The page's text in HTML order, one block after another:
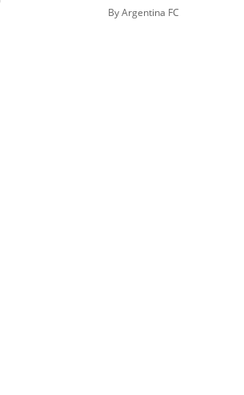
ByArgentina FC